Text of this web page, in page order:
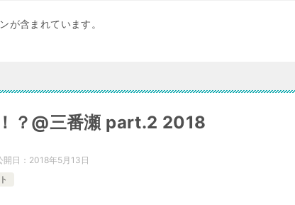
が含まれています。
？@三番瀬 part.2 2018
開日： 2018年5月13日